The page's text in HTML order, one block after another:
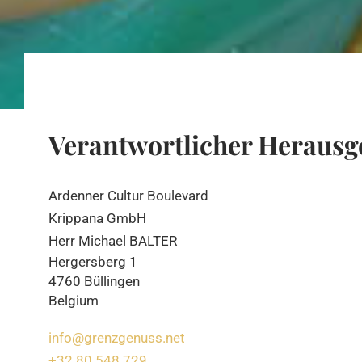
Verantwortlicher
Ardenner Cultur Boulevard
Krippana GmbH
Herr Michael BALTER
Hergersberg 1
4760 Büllingen
Belgium
info@grenzgenuss.net